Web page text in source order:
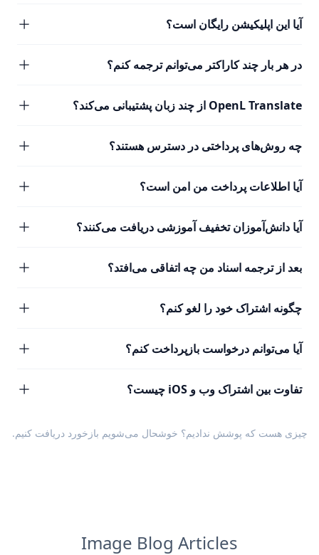
آیا این اپلیکیشن رایگان است؟
در هر بار چند کاراکتر می‌توانم ترجمه کنم؟
OpenL Translate از چند زبان پشتیبانی می‌کند؟
چه روش‌های پرداختی در دسترس هستند؟
آیا اطلاعات پرداخت من امن است؟
آیا دانش‌آموزان تخفیف آموزشی دریافت می‌کنند؟
بعد از ترجمه اسناد من چه اتفاقی می‌افتد؟
چگونه اشتراک خود را لغو کنم؟
آیا می‌توانم درخواست بازپرداخت کنم؟
تفاوت بین اشتراک وب و iOS چیست؟
چیزی هست که پوشش ندادیم؟ خوشحال می‌شویم بازخورد دریافت کنیم.
Image Blog Articles